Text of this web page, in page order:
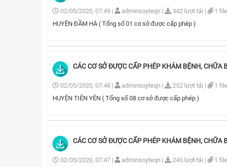
02/05/2020, 07:49 | adminsoyteqn | 342 lượt tải |
1
HUYỆN ĐẦM HÀ ( Tổng số 01 cơ sở được cấp phép )
CÁC CƠ SỞ ĐƯỢC CẤP PHÉP KHÁM BỆNH,
02/05/2020, 07:48 | adminsoyteqn | 252 lượt tải |
1
HUYỆN TIÊN YÊN ( Tổng số 08 cơ sở được cấp phép )
CÁC CƠ SỞ ĐƯỢC CẤP PHÉP KHÁM BỆNH,
02/05/2020, 07:47 | adminsoyteqn | 245 lượt tải |
1